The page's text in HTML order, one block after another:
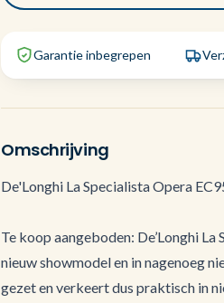
Garantie inbegrepen
Omschrijving
De'Longhi La Specialista Opera
Te koop aangeboden: De’Longhi
nieuw showmodel en in nagenoeg
gezet en verkeert dus praktisch in